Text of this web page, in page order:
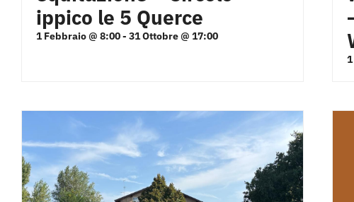
ippico le 5 Querce
1 Febbraio @ 8:00- 31 Ottobre @ 17:00